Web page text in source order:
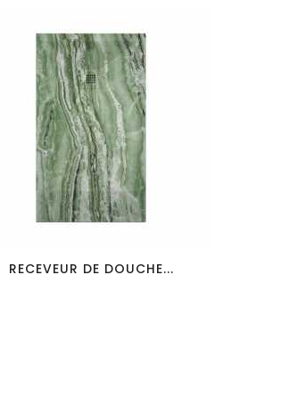
favorite_border visibility
RECEVEUR DE DOUCHE...